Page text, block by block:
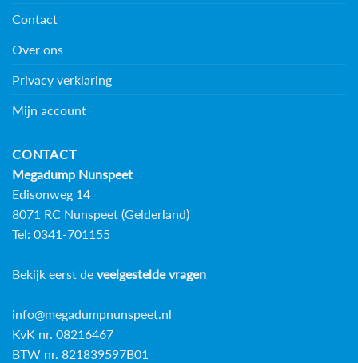
Contact
Over ons
Privacy verklaring
Mijn account
CONTACT
Megadump Nunspeet
Edisonweg 14
8071 RC Nunspeet (Gelderland)
Tel: 0341-701155
Bekijk eerst de veelgestelde vragen
info@megadumpnunspeet.nl
KvK nr. 08216467
BTW nr. 821839597B01